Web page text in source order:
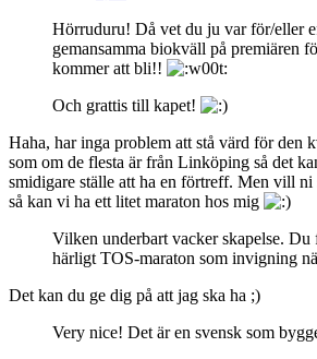
Hörruduru! Då vet du ju var för/eller
gemansamma biokväll på premiären
kommer att bli!!
Och grattis till kapet!
Haha, har inga problem att stå värd för den
som om de flesta är från Linköping så det
smidigare ställe att ha en förtreff. Men vill
så kan vi ha ett litet maraton hos mig
Vilken underbart vacker skapelse. Du
härligt TOS-maraton som invigning
Det kan du ge dig på att jag ska ha ;)
Very nice! Det är en svensk som